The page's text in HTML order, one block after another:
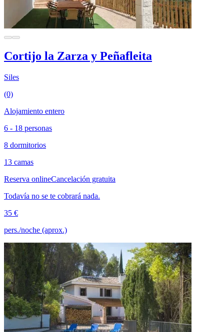
Cortijo la Zarza y Peñafleita
Siles
(0)
Alojamiento entero
6 - 18 personas
8 dormitorios
13 camas
Reserva onlineCancelación gratuita
Todavía no se te cobrará nada.
35 €
pers./noche (aprox.)